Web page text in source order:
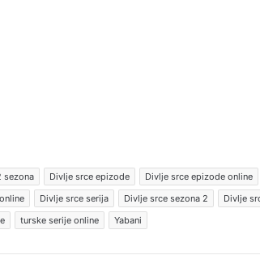
sezona Divlje srce epizode Divlje srce epizode online
Divlje srce serija Divlje srce sezona 2 Divlje
turske serije online Yabani